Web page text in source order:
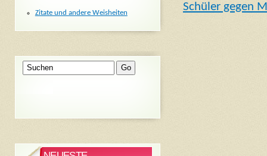
Schüler gegen
Zitate und andere Weisheiten